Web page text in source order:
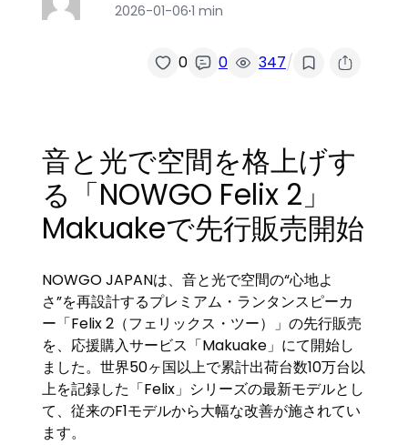
2026-01-06·1 min
0 0 347/
音と光で空間を格上げす
る「NOWGO Felix 2」
Makuakeで先行販売開始
NOWGO JAPANは、音と光で空間の“心地よ
さ”を再設計するプレミアム・ランタンスピーカ
ー「Felix 2（フェリックス・ツー）」の先行販売
を、応援購入サービス「Makuake」にて開始し
ました。世界50ヶ国以上で累計出荷台数10万台以
上を記録した「Felix」シリーズの最新モデルとし
て、従来のF1モデルから大幅な改善が施されてい
ます。